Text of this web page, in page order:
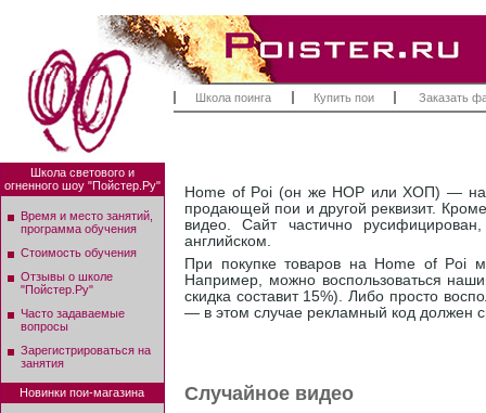
Школа поинга Купить пои Заказать
Home of Poi (он же HOP или ХОП) —
продающей пои и другой реквизит.
видео. Сайт частично
английском.
При покупке товаров на Home of Poi
Например, можно воспользоваться
скидка составит 15%). Либо просто
— в этом случае рекламный код должен
Случайное видео
Школа светового и
огненного шоу "Пойстер.Ру"
Время и место занятий,
программа обучения
Стоимость обучения
Отзывы о школе
"Пойстер.Ру"
Часто задаваемые
вопросы
Зарегистрироваться на
занятия
Новинки пои-магазина